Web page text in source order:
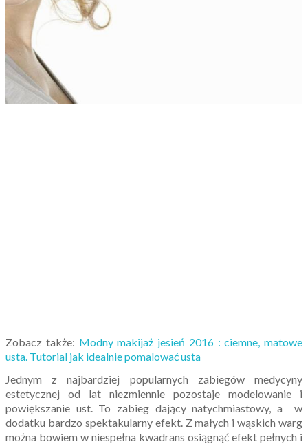
Zobacz także: Modny makijaż jesień 2016 : ciemne, matowe
usta. Tutorial jak idealnie pomalować usta
Jednym z najbardziej popularnych zabiegów medycyny
estetycznej od lat niezmiennie pozostaje modelowanie i
powiększanie ust. To zabieg dający natychmiastowy, a w
dodatku bardzo spektakularny efekt. Z małych i wąskich warg
można bowiem w niespełna kwadrans osiągnąć efekt pełnych i